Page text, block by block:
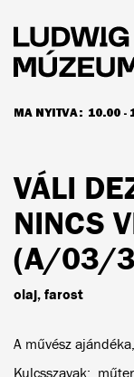
tartalomra
MA NYITVA: 10.00 -
NYITVATARTÁS ÉS
VÁLI
NINCS
(A/03/
olaj, farost
A művész
Kulcsszavak